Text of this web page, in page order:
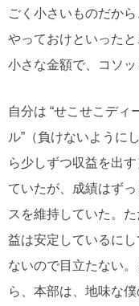
ごく小さいものだか
やっておけといった
小さな金額で、コソッ
自分は “せこせこディ
ル”（負けないように
ら少しずつ収益を出す
ていたが、成績はずっ
スを維持していた。
益は安定しているに
ないので目立たない
ら、本部は、地味な